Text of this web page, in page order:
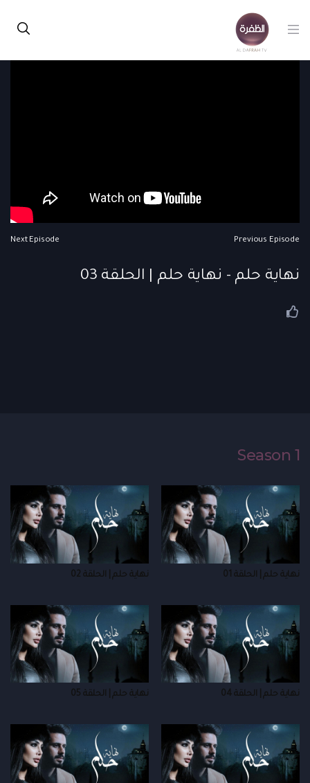
Previous Episode
Next Episode
نهاية حلم - نهاية حلم | الحلقة 03
Season 1
نهاية حلم | الحلقة 01 نهاية حلم | الحلقة 02
نهاية حلم | الحلقة 04 نهاية حلم | الحلقة 05